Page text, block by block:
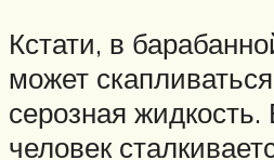
Кстати, в
может
серозная
человек